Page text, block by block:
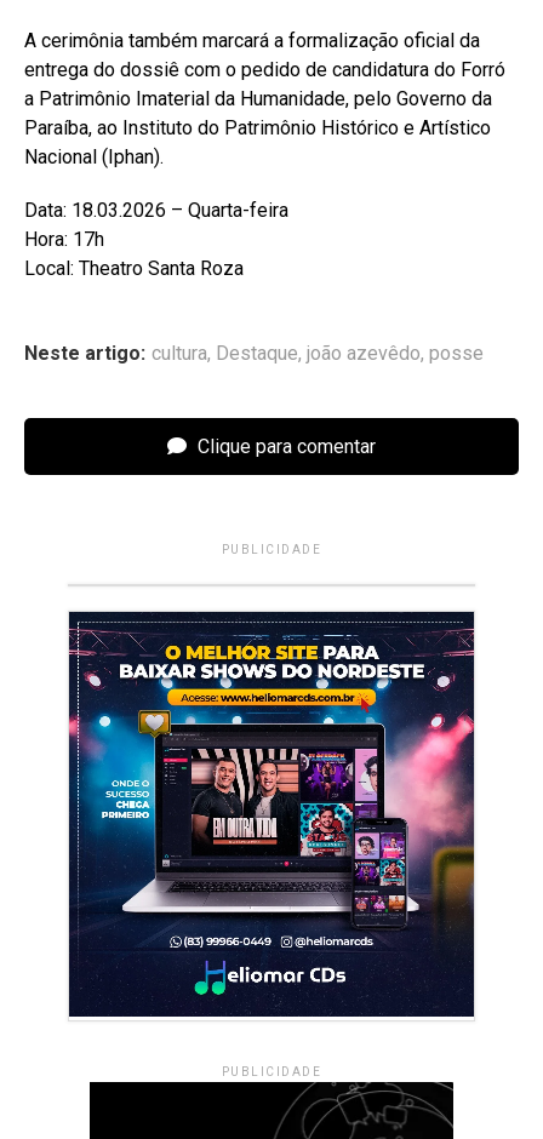
A cerimônia também marcará a formalização oficial da
entrega do dossiê com o pedido de candidatura do Forró
a Patrimônio Imaterial da Humanidade, pelo Governo da
Paraíba, ao Instituto do Patrimônio Histórico e Artístico
Nacional (Iphan).
Data: 18.03.2026 – Quarta-feira
Hora: 17h
Local: Theatro Santa Roza
Neste artigo: cultura, Destaque, joão azevêdo, posse
Clique para comentar
PUBLICIDADE
PUBLICIDADE